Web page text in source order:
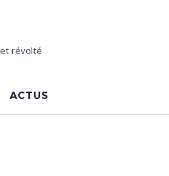
révolté
ACTUS